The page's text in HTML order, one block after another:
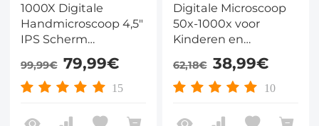
1000X Digitale
Handmicroscoop 4,5"
IPS Scherm
Afneembare Basis
12MP Foto 1080P
Video
99,99€ 79,99€
15
Digitale Microscoop
50x-1000x voor
Kinderen en
Onderwijs, Handheld
met WiFi, USB en 8
LED-lampen
62,18€ 38,99€
10